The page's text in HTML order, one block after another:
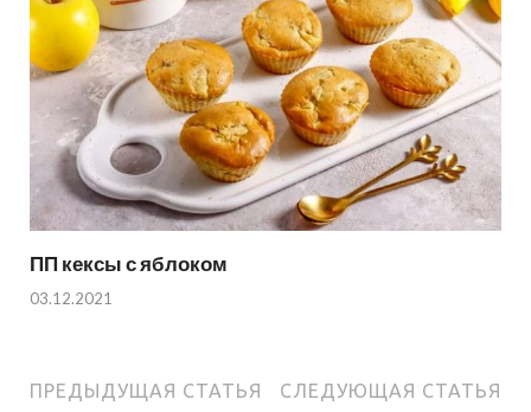
ПП кексы с яблоком
03.12.2021
ПРЕДЫДУЩАЯ СТАТЬЯ СЛЕДУЮЩАЯ СТАТЬЯ